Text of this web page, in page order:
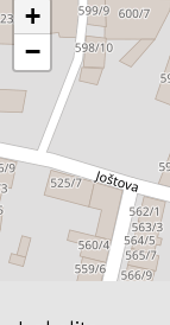
+
−